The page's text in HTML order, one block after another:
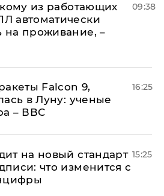
из работающих
автоматически
на проживание, –
09:38
Falcon 9,
в Луну: ученые
– ВВС
16:25
на новый стандарт
что изменится с
15:25